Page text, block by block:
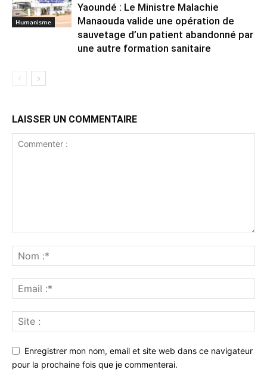
Humanisme
Yaoundé : Le Ministre Malachie
Manaouda valide une opération de
sauvetage d’un patient abandonné par
une autre formation sanitaire
LAISSER UN COMMENTAIRE
Enregistrer mon nom, email et site web dans ce navigateur
pour la prochaine fois que je commenterai.